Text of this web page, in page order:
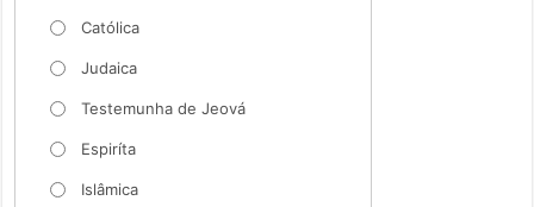
Católica
Judaica
Testemunha de Jeová
Espiríta
Islâmica